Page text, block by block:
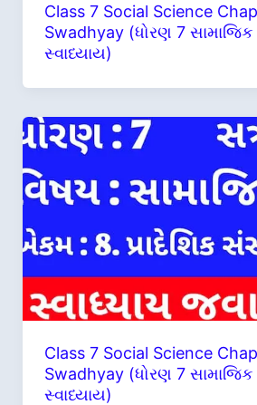
Class 7 Social Science
Swadhyay (ધોરણ 7 સામાજિક
સ્વાધ્યાય)
Class 7 Social Science
Swadhyay (ધોરણ 7 સામાજિક
સ્વાધ્યાય)